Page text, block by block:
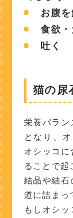
お腹
食欲
吐く
猫の尿
栄養バラン
となり、
オシッコ
ることで起
結晶や結石
道に詰まっ
もしオシ